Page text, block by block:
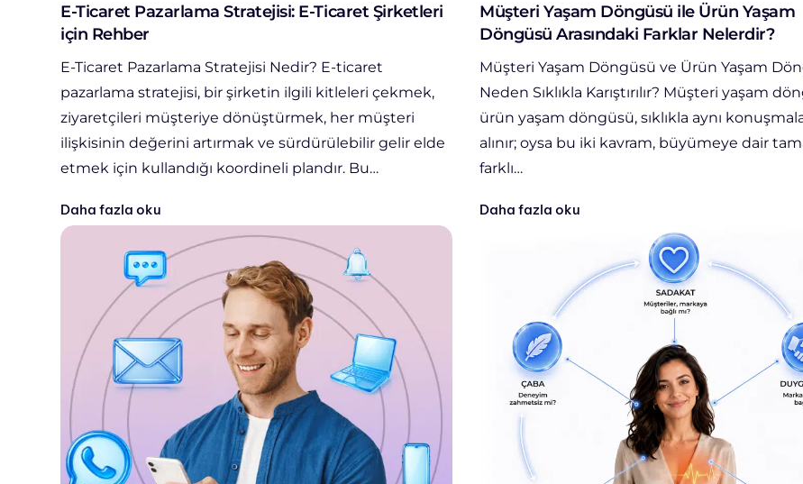
E-Ticaret Pazarlama Stratejisi: E-Ticaret Şirketleri
için Rehber
E-Ticaret Pazarlama Stratejisi Nedir? E-ticaret
pazarlama stratejisi, bir şirketin ilgili kitleleri çekmek,
ziyaretçileri müşteriye dönüştürmek, her müşteri
ilişkisinin değerini artırmak ve sürdürülebilir gelir elde
etmek için kullandığı koordineli plandır. Bu…
Daha fazla oku
Müşteri Yaşam Döngüsü ile Ürün Yaşam
Döngüsü Arasındaki Farklar Nelerdir?
Müşteri Yaşam Döngüsü ve Ürün Yaşam
Neden Sıklıkla Karıştırılır? Müşteri yaşam
ürün yaşam döngüsü, sıklıkla aynı
alınır; oysa bu iki kavram, büyümeye dair
farklı…
Daha fazla oku